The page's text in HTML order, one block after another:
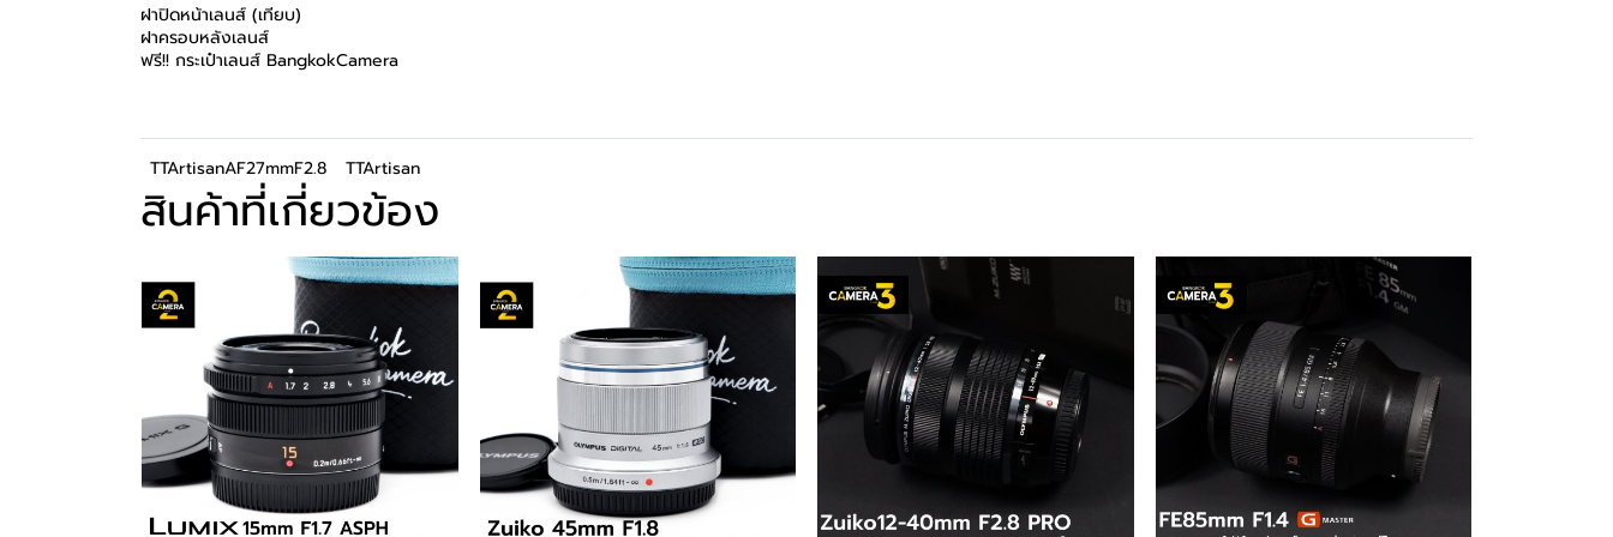
ฝาปิดหน้าเลนส์ (เทียบ)
ฝาครอบหลังเลนส์
ฟรี!! กระเป๋าเลนส์ BangkokCamera
TTArtisanAF27mmF2.8 TTArtisan
สินค้าที่เกี่ยวข้อง